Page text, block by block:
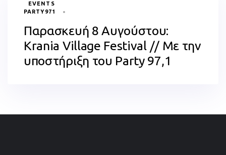
EVENTS
PARTY971
Παρασκευή 8 Αυγούστου:
Krania Village Festival // Με την
υποστήριξη του Party 97,1